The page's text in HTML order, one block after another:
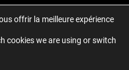
de KOTI.
offrir la meilleure expérience
cookies we are using or switch